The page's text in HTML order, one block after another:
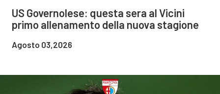
US Governolese: questa sera al Vicini
primo allenamento della nuova stagione
Agosto 03,2026